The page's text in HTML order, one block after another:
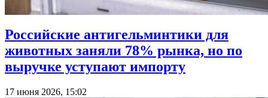
Российские антигельминтики для
животных заняли 78% рынка, но по
выручке уступают импорту
17 июня 2026, 15:02